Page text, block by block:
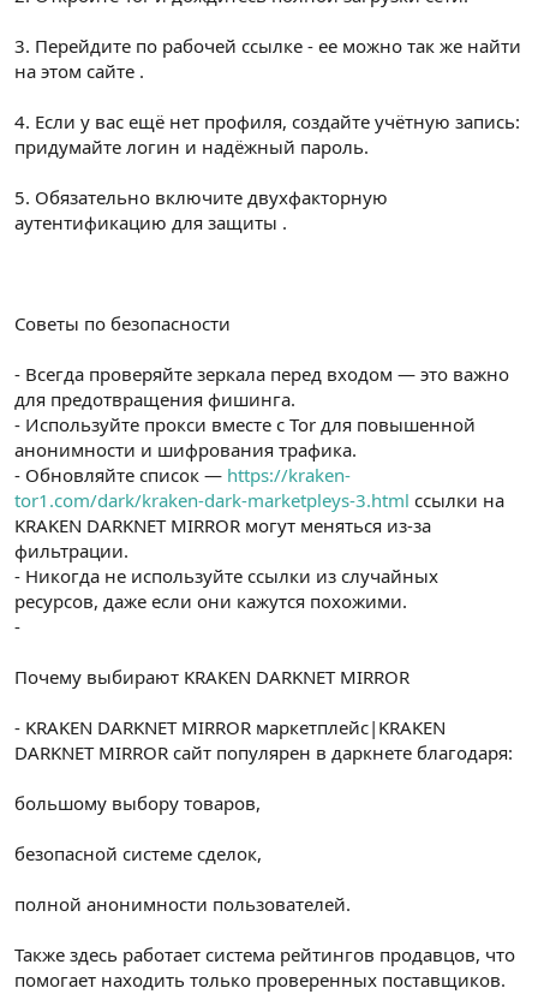
3. Перейдите по рабочей ссылке - ее можно так же найти
на этом сайте .
4. Если у вас ещё нет профиля, создайте учётную запись:
придумайте логин и надёжный пароль.
5. Обязательно включите двухфакторную
аутентификацию для защиты .
Советы по безопасности
- Всегда проверяйте зеркала перед входом — это важно
для предотвращения фишинга.
- Используйте прокси вместе с Tor для повышенной
анонимности и шифрования трафика.
- Обновляйте список — https://kraken-
tor1.com/dark/kraken-dark-marketpleys-3.html ссылки на
KRAKEN DARKNET MIRROR могут меняться из-за
фильтрации.
- Никогда не используйте ссылки из случайных
ресурсов, даже если они кажутся похожими.
-
Почему выбирают KRAKEN DARKNET MIRROR
- KRAKEN DARKNET MIRROR маркетплейс|KRAKEN
DARKNET MIRROR сайт популярен в даркнете благодаря:
большому выбору товаров,
безопасной системе сделок,
полной анонимности пользователей.
Также здесь работает система рейтингов продавцов, что
помогает находить только проверенных поставщиков.